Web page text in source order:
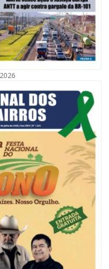
de Habitação de Interesse